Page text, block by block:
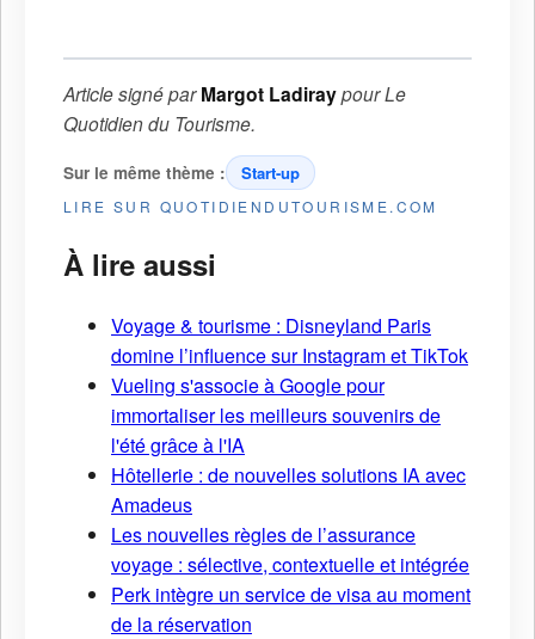
Article signé parMargot LadiraypourLe
Quotidien du Tourisme.
Sur le même thème : Start-up
LIRE SUR QUOTIDIENDUTOURISME.COM
À lire aussi
Voyage & tourisme : Disneyland Paris
domine l’influence sur Instagram et TikTok
Vueling s'associe à Google pour
immortaliser les meilleurs souvenirs de
l'été grâce à l'IA
Hôtellerie : de nouvelles solutions IA avec
Amadeus
Les nouvelles règles de l’assurance
voyage : sélective, contextuelle et intégrée
Perk intègre un service de visa au moment
de la réservation